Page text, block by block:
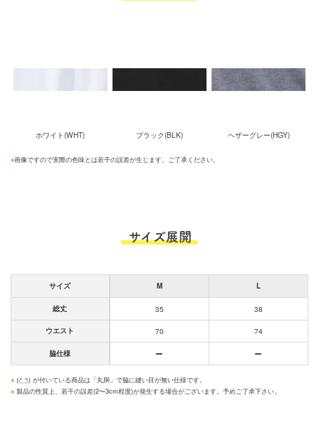
ホワイト(WHT) ブラック(BLK) ヘザーグレー(HGY)
※画像ですので実際の色味とは若干の誤差が生じます。ご了承ください。
サイズ展開
サイズ M L
総丈 35 38
ウエスト 70 74
脇仕様
※ (
) が付いている商品は「丸胴」で脇に縫い目が無い仕様です。
※ 製品の性質上、若干の誤差(2〜3cm程度)が発生する場合がございます。予めご了承下さい。